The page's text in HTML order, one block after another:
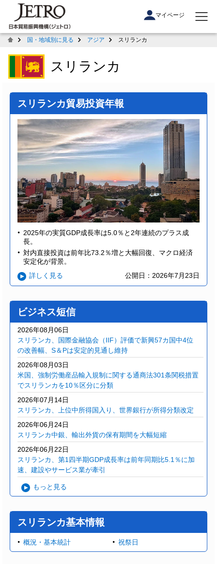
マイページ
国・地域別に見る アジア スリランカ
スリランカ
スリランカ貿易投資年報
2025年の実質GDP成長率は5.0％と2年連続のプラス成
長。
対内直接投資は前年比73.2％増と大幅回復、マクロ経済
安定化が背景。
詳しく見る
公開日：2026年7月23日
ビジネス短信
2026年08月06日
スリランカ、国際金融協会（IIF）評価で新興57カ国中4位
の改善幅、S＆Pは安定的見通し維持
2026年08月03日
米国、強制労働産品輸入規制に関する通商法301条関税措置
でスリランカを10％区分に分類
2026年07月14日
スリランカ、上位中所得国入り、世界銀行が所得分類改定
2026年06月24日
スリランカ中銀、輸出外貨の保有期間を大幅短縮
2026年06月22日
スリランカ、第1四半期GDP成長率は前年同期比5.1％に加
速、建設やサービス業が牽引
もっと見る
スリランカ基本情報
概況・基本統計 祝祭日